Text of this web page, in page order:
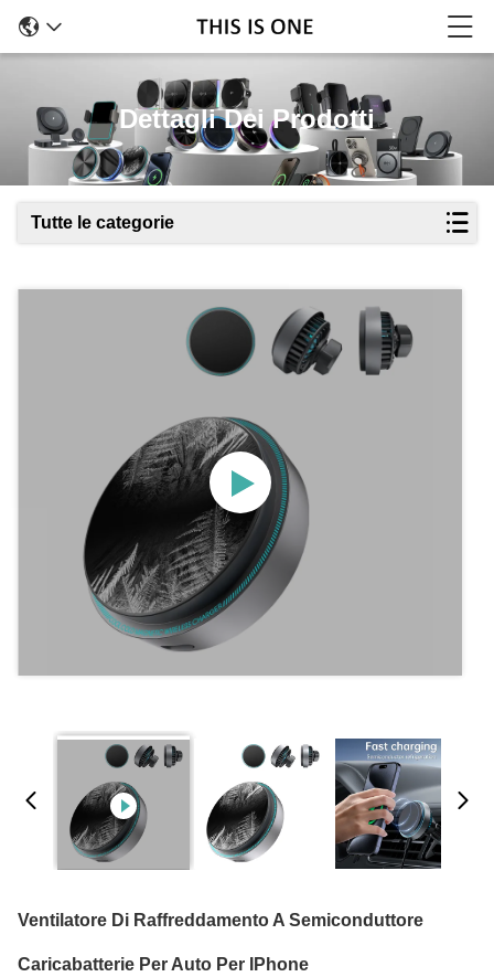
Dettagli Dei Prodotti
Tutte le categorie
Ventilatore Di Raffreddamento A Semiconduttore
Caricabatterie Per Auto Per IPhone